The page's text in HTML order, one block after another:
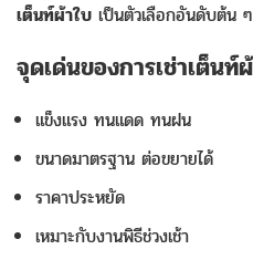
เต็นท์ผ้าใบ เป็นตัวเลือกอันดับต้น
จุดเด่นของการเช่าเต็นท์
แข็งแรง ทนแดด ทนฝน
ขนาดมาตรฐาน ต่อขยายได้
ราคาประหยัด
เหมาะกับงานพิธีช่วงเช้า